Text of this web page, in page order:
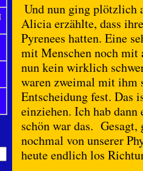
Und nun ging plötzlich
Alicia erzählte, dass
Pyrenees hatten. Eine
mit Menschen noch mit
nun kein wirklich
waren zweimal mit ihm
Entscheidung fest. Das
einziehen. Ich hab dann
schön war das. Gesagt,
nochmal von unserer
heute endlich los